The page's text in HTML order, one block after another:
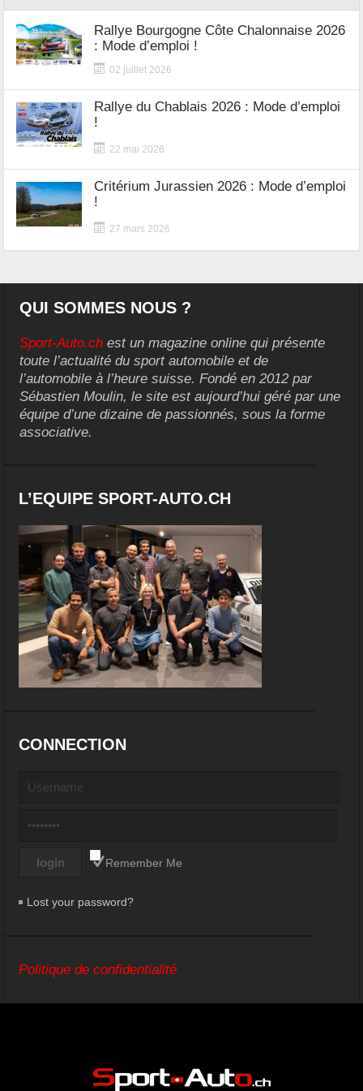
Rallye Bourgogne Côte Chalonnaise 2026
: Mode d’emploi !
02 juillet 2026
Rallye du Chablais 2026 : Mode d’emploi
!
22 mai 2026
Critérium Jurassien 2026 : Mode d’emploi
!
27 mars 2026
QUI SOMMES NOUS ?
Sport-Auto.ch est un magazine online qui présente
toute l’actualité du sport automobile et de
l’automobile à l’heure suisse. Fondé en 2012 par
Sébastien Moulin, le site est aujourd’hui géré par une
équipe d’une dizaine de passionnés, sous la forme
associative.
L’EQUIPE SPORT-AUTO.CH
CONNECTION
Remember Me
Lost your password?
Politique de confidentialité